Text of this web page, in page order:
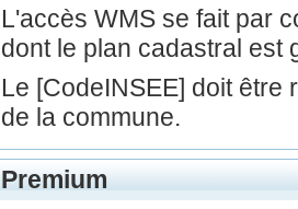
L'accès WMS se fait par
dont le plan cadastral est
Le [CodeINSEE] doit être
de la commune.
Premium